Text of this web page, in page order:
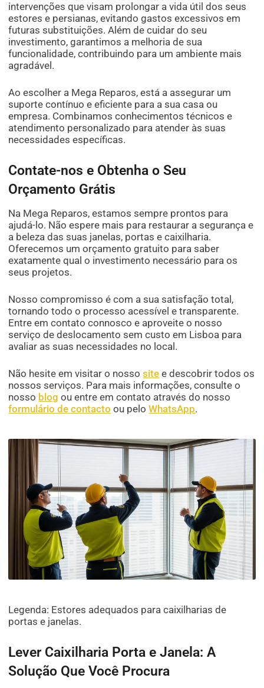
intervenções que visam prolongar a vida útil dos seus
estores e persianas, evitando gastos excessivos em
futuras substituições. Além de cuidar do seu
investimento, garantimos a melhoria de sua
funcionalidade, contribuindo para um ambiente mais
agradável.
Ao escolher a Mega Reparos, está a assegurar um
suporte contínuo e eficiente para a sua casa ou
empresa. Combinamos conhecimentos técnicos e
atendimento personalizado para atender às suas
necessidades específicas.
Contate-nos e Obtenha o Seu
Orçamento Grátis
Na Mega Reparos, estamos sempre prontos para
ajudá-lo. Não espere mais para restaurar a segurança e
a beleza das suas janelas, portas e caixilharia.
Oferecemos um orçamento gratuito para saber
exatamente qual o investimento necessário para os
seus projetos.
Nosso compromisso é com a sua satisfação total,
tornando todo o processo acessível e transparente.
Entre em contato connosco e aproveite o nosso
serviço de deslocamento sem custo em Lisboa para
avaliar as suas necessidades no local.
Não hesite em visitar o nossosite e descobrir todos os
nossos serviços. Para mais informações, consulte o
nosso blog ou entre em contato através do nosso
formulário de contacto ou peloWhatsApp.
Legenda: Estores adequados para caixilharias de
portas e janelas.
Lever Caixilharia Porta e Janela: A
Solução Que Você Procura